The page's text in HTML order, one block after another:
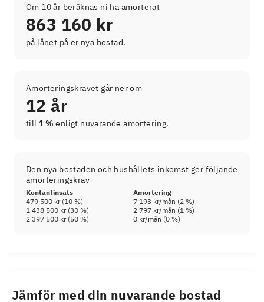
Om 10 år beräknas ni ha amorterat
863 160 kr
på lånet på er nya bostad.
Amorteringskravet går ner om
12 år
till 1 % enligt nuvarande amortering.
Den nya bostaden och hushållets inkomst ger följande
amorteringskrav
Kontantinsats
Amortering
479 500 kr(10 %) 7 193 kr/mån (2 %)
1 438 500 kr(30 %) 2 797 kr/mån (1 %)
2 397 500 kr(50 %) 0 kr/mån (0 %)
Jämför med din nuvarande bostad